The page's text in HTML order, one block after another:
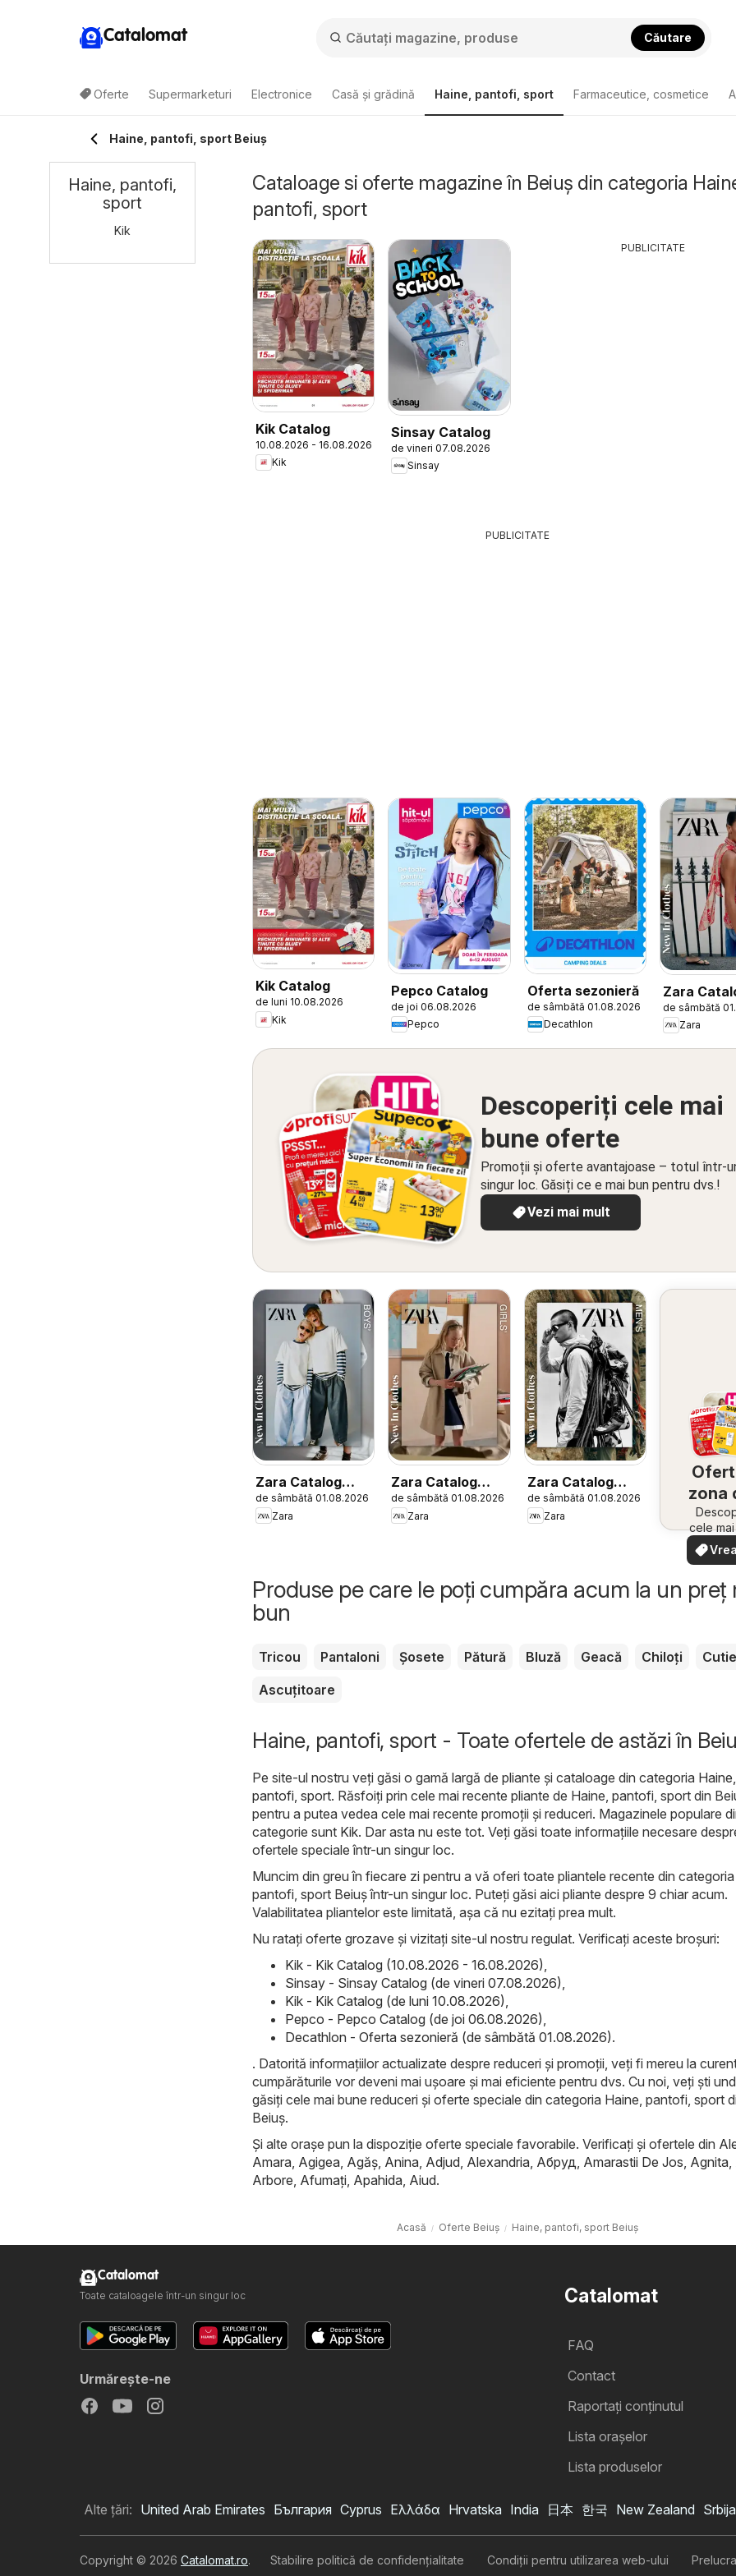
Catalomat Căutare
Oferte Supermarketuri Electronice Casă și grădină Haine, pantofi, sport Farmaceutice, cosmetice
Haine, pantofi, sport Beiuș
Cataloage si oferte magazine în Beiuș din categoria
pantofi, sport
Kik Catalog
10.08.2026 - 16.08.2026
Kik
Sinsay Catalog
de vineri 07.08.2026
Sinsay
PUBLICITATE
PUBLICITATE
Kik Catalog
de luni 10.08.2026
Kik
Pepco Catalog
de joi 06.08.2026
Pepco
Oferta sezonieră
de sâmbătă 01.08.2026
Decathlon
Zara
de sâmbătă
Zara
Descoperiți cele mai
bune oferte
Promoții și oferte avantajoase – totul într-
singur loc. Găsiți ce e mai bun pentru dvs.!
Vezi mai mult
Zara Catalog
Boys
de sâmbătă 01.08.2026
Zara
Zara Catalog
Girls
de sâmbătă 01.08.2026
Zara
Zara Catalog
Men
de sâmbătă 01.08.2026
Zara
zona
cele
oferte
văd
Produse pe care le poți cumpăra acum la un preț
bun
Tricou Pantaloni Șosete Pătură Bluză Geacă Chiloți
Cutie
Ascuțitoare
Haine, pantofi, sport - Toate ofertele de astăzi în
Pe site-ul nostru veți găsi o gamă largă de pliante și cataloage din categoria Haine,
pantofi, sport. Răsfoiți prin cele mai recente pliante de Haine, pantofi, sport din
pentru a putea vedea cele mai recente promoții și reduceri. Magazinele populare
categorie sunt Kik. Dar asta nu este tot. Veți găsi toate informațiile necesare
ofertele speciale într-un singur loc.
Muncim din greu în fiecare zi pentru a vă oferi toate pliantele recente din
pantofi, sport Beiuș într-un singur loc. Puteți găsi aici pliante despre 9 chiar acum.
Valabilitatea pliantelor este limitată, așa că nu ezitați prea mult.
Nu ratați oferte grozave și vizitați site-ul nostru regulat. Verificați aceste broșuri:
Kik - Kik Catalog (10.08.2026 - 16.08.2026),
Sinsay - Sinsay Catalog (de vineri 07.08.2026),
Kik - Kik Catalog (de luni 10.08.2026),
Pepco - Pepco Catalog (de joi 06.08.2026),
Decathlon - Oferta sezonieră (de sâmbătă 01.08.2026).
. Datorită informațiilor actualizate despre reduceri și promoții, veți fi mereu la
cumpărăturile vor deveni mai ușoare și mai eficiente pentru dvs. Cu noi, veți ști
găsiți cele mai bune reduceri și oferte speciale din categoria Haine, pantofi, sport
Beiuș.
Și alte orașe pun la dispoziție oferte speciale favorabile. Verificați și ofertele din
Amara, Agigea, Agăş, Anina, Adjud, Alexandria, Абруд, Amarastii De Jos, Agnita,
Arbore, Afumaţi, Apahida, Aiud.
Acasă Oferte Beiuș Haine, pantofi, sport Beiuș
Haine, pantofi,
sport
Kik
Catalomat
FAQ
Contact
Raportați conținutul
Lista oraşelor
Lista produselor
Catalomat
Toate cataloagele într-un singur loc
Urmăreşte-ne
Alte țări: United Arab Emirates България Cyprus Ελλάδα Hrvatska India 日本 한국 New Zealand Srbija
Copyright © 2026 Catalomat.ro. Stabilire politică de confidenţialitate Condiţii pentru utilizarea web-ului